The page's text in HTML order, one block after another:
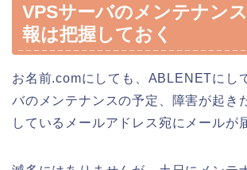
VPSサーバのメンテナン
報は把握しておく
お名前.comにしても、ABLENETにし
バのメンテナンスの予定、障害が起き
しているメールアドレス宛にメールが